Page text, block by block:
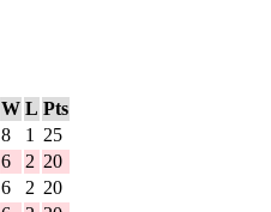
W L Pts
8 1
25
6 2 20
6 2 20